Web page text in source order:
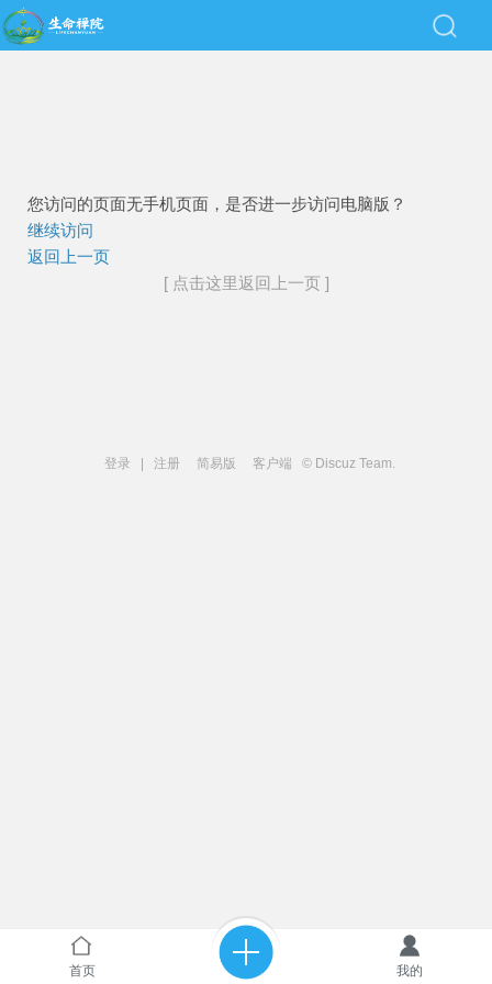
您访问的页面无手机页面，是否进一步访问电脑版？
继续访问
返回上一页
[ 点击这里返回上一页 ]
登录 注册 简易版 客户端 © Discuz Team.
首页 我的